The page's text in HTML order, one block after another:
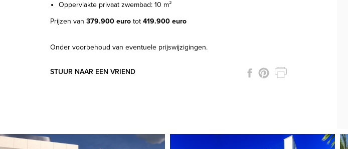
Oppervlakte privaat zwembad: 10 m²
Prijzen van 379.900 euro tot 419.900 euro
Onder voorbehoud van eventuele prijswijzigingen.
STUUR NAAR EEN VRIEND